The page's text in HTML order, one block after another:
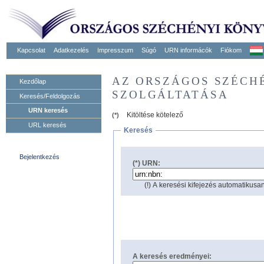
Kapcsolat Adatkezelés Impresszum Súgó URN informácók Fiókom
Kezdőlap
Keresés/Feldolgozás
URN keresés
URL keresés
Bejelentkezés
AZ ORSZÁGOS
SZOLGÁLTATÁSA
(*)
Kitöltése kötelező
Keresés
(*) URN:
(!) A keresési kifejezés
A keresés eredményei: